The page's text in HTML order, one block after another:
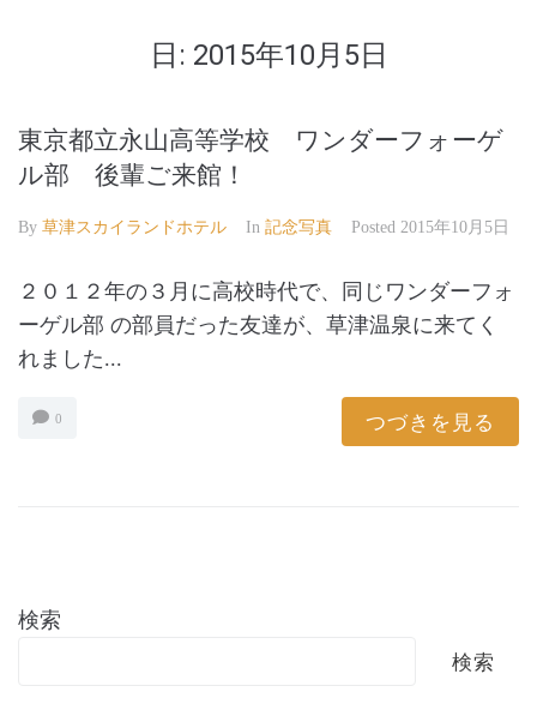
日: 2015年10月5日
東京都立永山高等学校 ワンダーフォーゲ
ル部 後輩ご来館！
By 草津スカイランドホテル In 記念写真 Posted 2015年10月5日
２０１２年の３月に高校時代で、同じワンダーフォ
ーゲル部 の部員だった友達が、草津温泉に来てく
れました...
0 つづきを見る
検索
検索